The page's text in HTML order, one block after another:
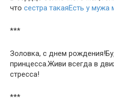
что сестра такаяЕсть у мужа
***
Золовка, с днем
принцесса.Живи всегда в
стресса!
***